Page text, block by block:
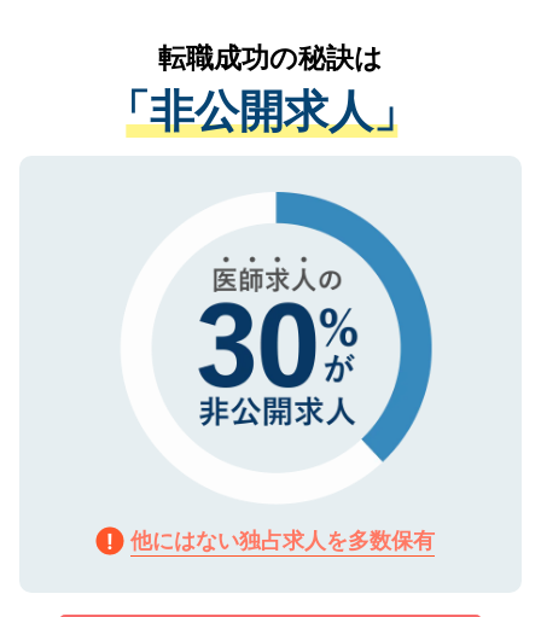
は、個人情報の取り扱いについての厳密な
管理基準を満たした事業者のみに付与され
る、プライバシーマークを取得済みです。
で、機密保持に関してもご安心ください。
かがいして、現在の医療機関の状況や紹介
経験をまじえながら、適切なアドバイスを
させていただきます。すぐにご転職をされ
ない方には、長期的なサポートが可能です
ので、まずはご登録ください。
転職成功の秘訣は
「非公開求人」
他にはない独占求人を多数保有